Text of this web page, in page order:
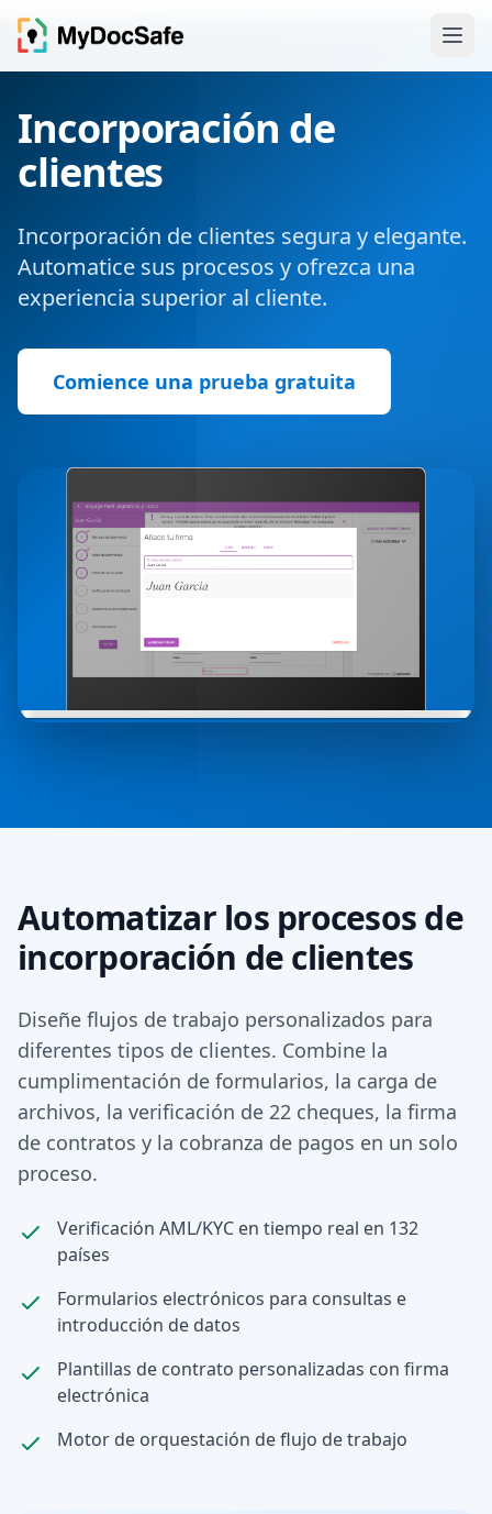
Incorporación de
clientes
Incorporación de clientes segura y elegante.
Automatice sus procesos y ofrezca una
experiencia superior al cliente.
Comience una prueba gratuita
Automatizar los procesos de
incorporación de clientes
Diseñe flujos de trabajo personalizados para
diferentes tipos de clientes. Combine la
cumplimentación de formularios, la carga de
archivos, la verificación de 22 cheques, la firma
de contratos y la cobranza de pagos en un solo
proceso.
Verificación AML/KYC en tiempo real en 132
países
Formularios electrónicos para consultas e
introducción de datos
Plantillas de contrato personalizadas con firma
electrónica
Motor de orquestación de flujo de trabajo